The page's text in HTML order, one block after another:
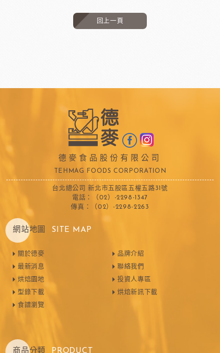
回上一頁
德麥食品股份有限公司
TEHMAG FOODS CORPORATION
台北總公司 新北市五股區五權五路31號
電話：（02）-2298-1347
傳真：（02）-2298-2263
網站地圖 SITE MAP
關於德麥
最新消息
烘焙園地
型錄下載
食譜瀏覽
品牌介紹
聯絡我們
投資人專區
烘焙新訊下載
商品分類 PRODUCT